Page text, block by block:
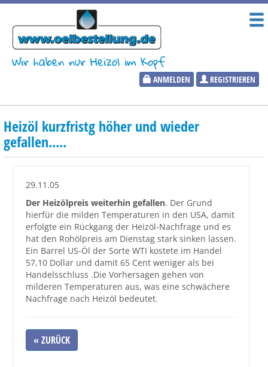
Wir haben nur Heizöl im Kopf
ANMELDEN REGISTRIEREN
Heizölpreise
Aktueller Heizölpreis
PLZ:
Marktinformationen
Wunschpreis Benachrichtigung
Großbestellungen
Service
Heizöl kurzfristg höher und wieder
gefallen.....
29.11.05
Der Heizölpreis weiterhin gefallen. Der Grund
hierfür die milden Temperaturen in den USA, damit
erfolgte ein Rückgang der Heizöl-Nachfrage und es
hat den Rohölpreis am Dienstag stark sinken lassen.
Ein Barrel US-Öl der Sorte WTI kostete im Handel
57,10 Dollar und damit 65 Cent weniger als bei
Handelsschluss .Die Vorhersagen gehen von
milderen Temperaturen aus, was eine schwächere
Nachfrage nach Heizöl bedeutet.
« ZURÜCK